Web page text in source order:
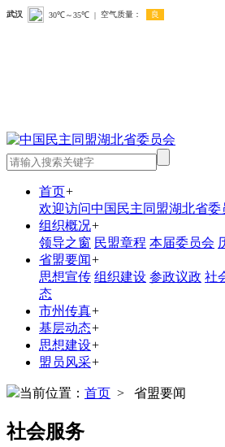
首页+
欢迎访问中国民主同盟湖北省委
组织概况+
领导之窗 民盟章程 本届委员会
省盟要闻+
思想宣传 组织建设 参政议政 社
态
市州传真+
基层动态+
思想建设+
盟员风采+
当前位置： 首页 > 省盟要闻
社会服务